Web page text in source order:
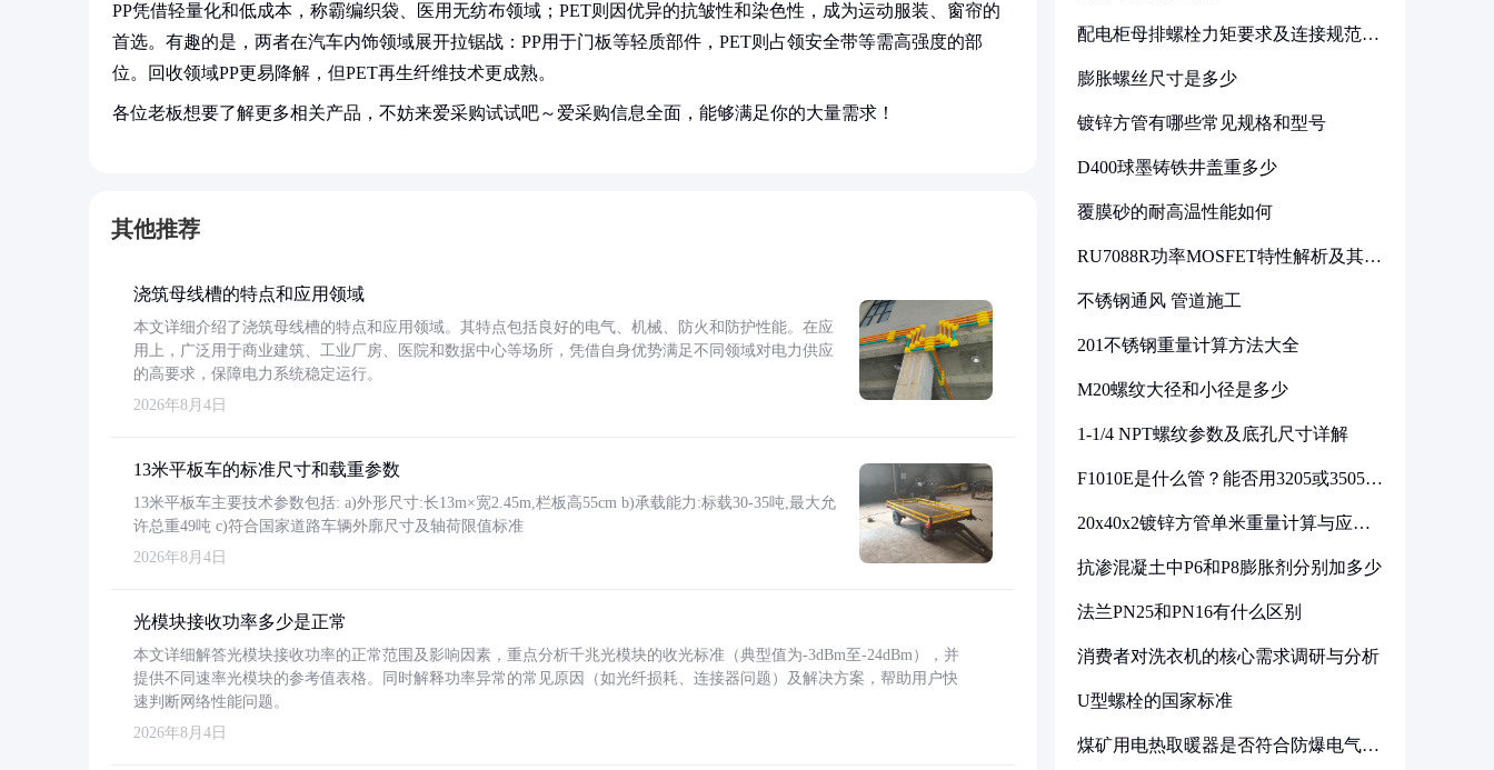
PP凭借轻量化和低成本，称霸编织袋、医用无纺布领域；PET则因优异的抗皱性和染色性，成为运动服装、窗帘的
首选。有趣的是，两者在汽车内饰领域展开拉锯战：PP用于门板等轻质部件，PET则占领安全带等需高强度的部
位。回收领域PP更易降解，但PET再生纤维技术更成熟。
各位老板想要了解更多相关产品，不妨来爱采购试试吧～爱采购信息全面，能够满足你的大量需求！
其他推荐
浇筑母线槽的特点和应用领域
本文详细介绍了浇筑母线槽的特点和应用领域。其特点包括良好的电气、机械、防火和防护性能。在应
用上，广泛用于商业建筑、工业厂房、医院和数据中心等场所，凭借自身优势满足不同领域对电力供应
的高要求，保障电力系统稳定运行。
2026年8月4日
13米平板车的标准尺寸和载重参数
13米平板车主要技术参数包括: a)外形尺寸:长13m×宽2.45m,栏板高55cm b)承载能力:标载30-35吨,最大允
许总重49吨 c)符合国家道路车辆外廓尺寸及轴荷限值标准
2026年8月4日
光模块接收功率多少是正常
本文详细解答光模块接收功率的正常范围及影响因素，重点分析千兆光模块的收光标准（典型值为-3dBm至-24dBm），并
提供不同速率光模块的参考值表格。同时解释功率异常的常见原因（如光纤损耗、连接器问题）及解决方案，帮助用户快
速判断网络性能问题。
2026年8月4日
配电柜母排螺栓力矩要求及连接规范详
膨胀螺丝尺寸是多少
镀锌方管有哪些常见规格和型号
D400球墨铸铁井盖重多少
覆膜砂的耐高温性能如何
RU7088R功率MOSFET特性解析及其在
不锈钢通风 管道施工
201不锈钢重量计算方法大全
M20螺纹大径和小径是多少
1-1/4 NPT螺纹参数及底孔尺寸详解
F1010E是什么管？能否用3205或3505代
20x40x2镀锌方管单米重量计算与应用
抗渗混凝土中P6和P8膨胀剂分别加多少
法兰PN25和PN16有什么区别
消费者对洗衣机的核心需求调研与分析
U型螺栓的国家标准
煤矿用电热取暖器是否符合防爆电气设